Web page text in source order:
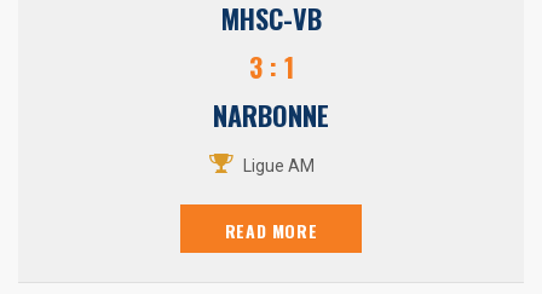
MHSC-VB
3 : 1
NARBONNE
Ligue AM
READ MORE